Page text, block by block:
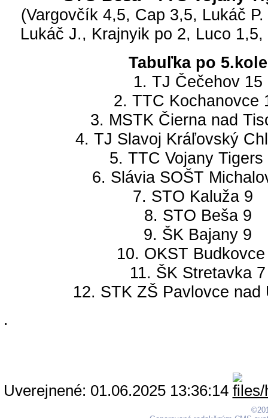
(Vargovčík 4,5, Cap 3,5, Lukáč
Lukáč J., Krajnyik po 2, Luco
Tabuľka po 5.kole
1. TJ Čečehov 15
2. TTC Kochanovce
3. MSTK Čierna nad
4. TJ Slavoj Kráľovský
5. TTC Vojany Tigers
6. Slávia SOŠT
7. STO Kaluža 9
8. STO Beša 9
9. ŠK Bajany 9
10. OKST
11. ŠK Stretavka 7
12. STK ZŠ Pavlovce nad
.
Uverejnené: 01.06.2025 13:36:14